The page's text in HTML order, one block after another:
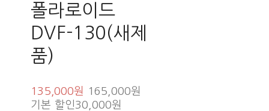
폴라로이드
DVF-130(새제
품)
135,000원
165,000원
기본 할인30,000원